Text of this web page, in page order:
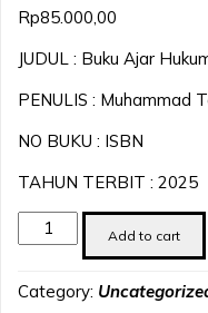
Rp85.000,00
JUDUL : Buku Ajar
PENULIS : Muhammad
NO BUKU : ISBN
TAHUN TERBIT : 2025
Buku
Ajar
Teknologi
Add to cart
Category: